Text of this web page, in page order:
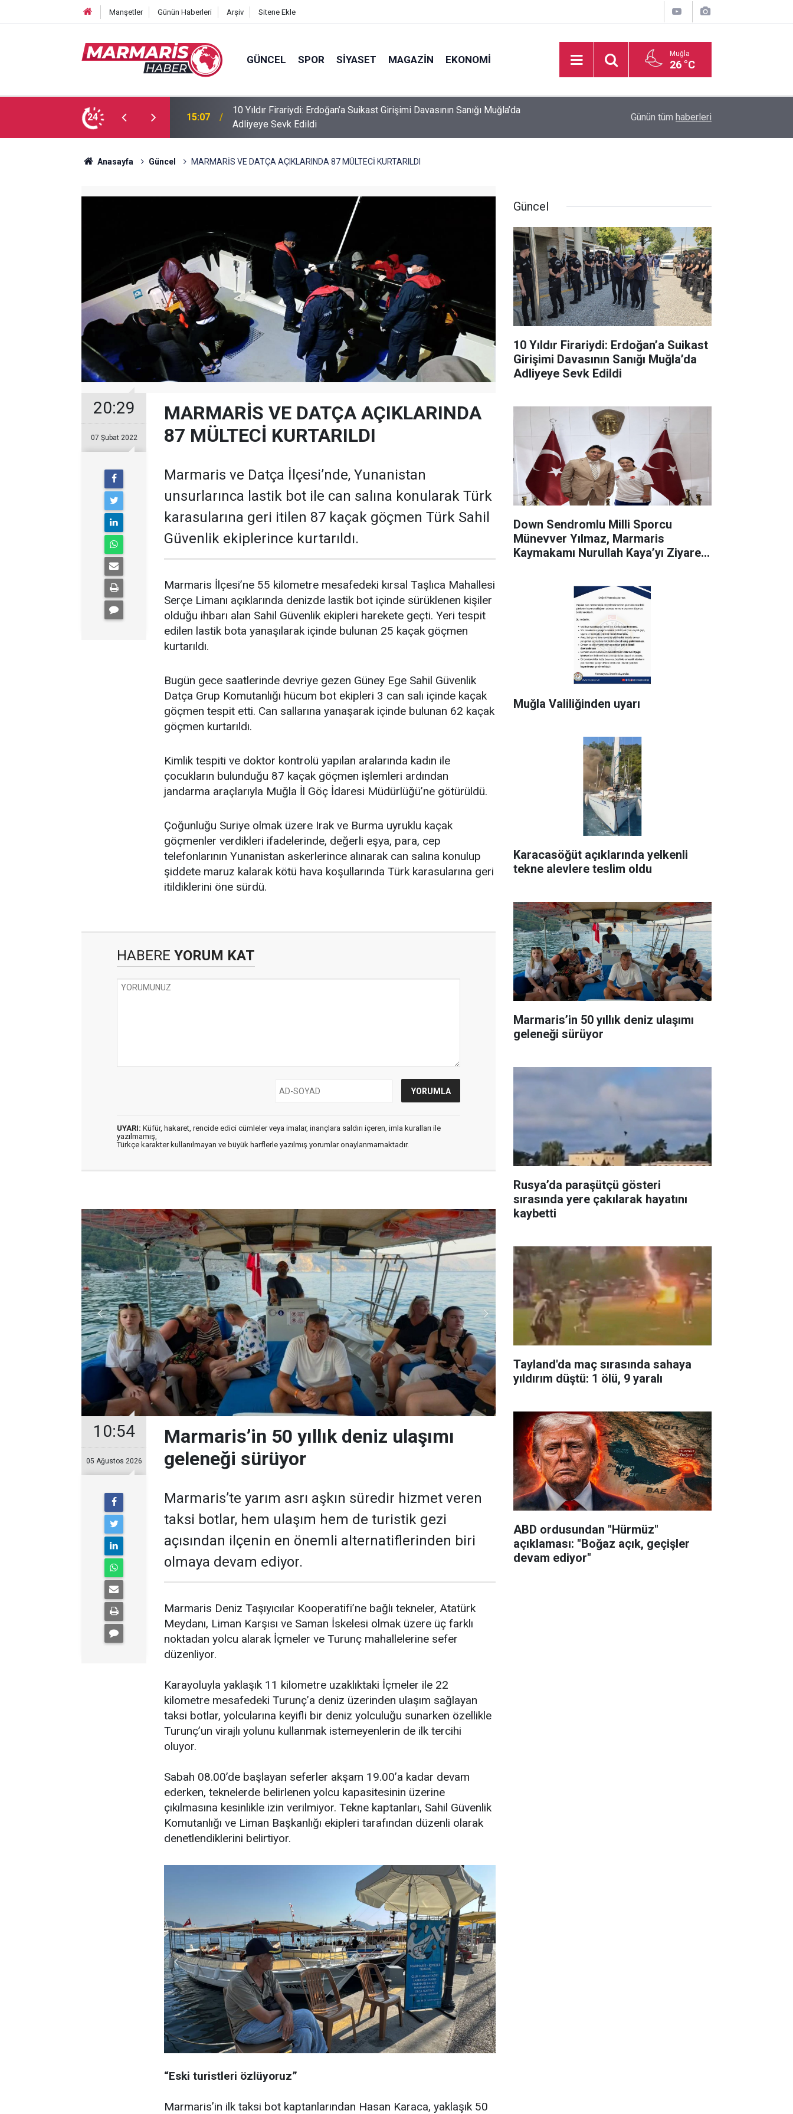
Manşetler Günün Haberleri Arşiv Sitene Ekle
GÜNCEL SPOR SIYASET MAGAZIN EKONOMI Muğla
26 °C
24
Girişimi Davasının Sanığı Muğla’da
11:45
Down Sendromlu Milli Sporcu Münevver Yılmaz, Marmaris Kaymakamı
Nurullah Kaya’yı Ziyaret Etti
Muğla Valiliğinden uyarı
Günün tüm haberleri
Anasayfa Güncel MARMARİS VE DATÇA AÇIKLARINDA 87 MÜLTECİ KURTARILDI
20:29
07 Şubat 2022
MARMARİS VE DATÇA AÇIKLARINDA
87 MÜLTECİ KURTARILDI
Marmaris ve Datça İlçesi’nde, Yunanistan
unsurlarınca lastik bot ile can salına konularak Türk
karasularına geri itilen 87 kaçak göçmen Türk Sahil
Güvenlik ekiplerince kurtarıldı.
Marmaris İlçesi’ne 55 kilometre mesafedeki kırsal Taşlıca Mahallesi
Serçe Limanı açıklarında denizde lastik bot içinde sürüklenen kişiler
olduğu ihbarı alan Sahil Güvenlik ekipleri harekete geçti. Yeri tespit
edilen lastik bota yanaşılarak içinde bulunan 25 kaçak göçmen
kurtarıldı.
Bugün gece saatlerinde devriye gezen Güney Ege Sahil Güvenlik
Datça Grup Komutanlığı hücum bot ekipleri 3 can salı içinde kaçak
göçmen tespit etti. Can sallarına yanaşarak içinde bulunan 62 kaçak
göçmen kurtarıldı.
Kimlik tespiti ve doktor kontrolü yapılan aralarında kadın ile
çocukların bulunduğu 87 kaçak göçmen işlemleri ardından
jandarma araçlarıyla Muğla İl Göç İdaresi Müdürlüğü’ne götürüldü.
Çoğunluğu Suriye olmak üzere Irak ve Burma uyruklu kaçak
göçmenler verdikleri ifadelerinde, değerli eşya, para, cep
telefonlarının Yunanistan askerlerince alınarak can salına konulup
şiddete maruz kalarak kötü hava koşullarında Türk karasularına geri
itildiklerini öne sürdü.
HABERE YORUM KAT
UYARI: Küfür, hakaret, rencide edici cümleler veya imalar, inançlara saldırı içeren, imla kuralları ile
yazılmamış,
Türkçe karakter kullanılmayan ve büyük harflerle yazılmış yorumlar onaylanmamaktadır.
10:54
05 Ağustos 2026
Marmaris’in 50 yıllık deniz ulaşımı
geleneği sürüyor
Marmaris’te yarım asrı aşkın süredir hizmet veren
taksi botlar, hem ulaşım hem de turistik gezi
açısından ilçenin en önemli alternatiflerinden biri
olmaya devam ediyor.
Marmaris Deniz Taşıyıcılar Kooperatifi’ne bağlı tekneler, Atatürk
Meydanı, Liman Karşısı ve Saman İskelesi olmak üzere üç farklı
noktadan yolcu alarak İçmeler ve Turunç mahallelerine sefer
düzenliyor.
Karayoluyla yaklaşık 11 kilometre uzaklıktaki İçmeler ile 22
kilometre mesafedeki Turunç’a deniz üzerinden ulaşım sağlayan
taksi botlar, yolcularına keyifli bir deniz yolculuğu sunarken özellikle
Turunç’un virajlı yolunu kullanmak istemeyenlerin de ilk tercihi
oluyor.
Sabah 08.00’de başlayan seferler akşam 19.00’a kadar devam
ederken, teknelerde belirlenen yolcu kapasitesinin üzerine
çıkılmasına kesinlikle izin verilmiyor. Tekne kaptanları, Sahil Güvenlik
Komutanlığı ve Liman Başkanlığı ekipleri tarafından düzenli olarak
denetlendiklerini belirtiyor.
“Eski turistleri özlüyoruz”
Marmaris’in ilk taksi bot kaptanlarından Hasan Karaca, yaklaşık 50
Güncel
10 Yıldır Firariydi: Erdoğan’a Suikast
Girişimi Davasının Sanığı Muğla’da
Adliyeye Sevk Edildi
Down Sendromlu Milli Sporcu
Münevver Yılmaz, Marmaris
Kaymakamı Nurullah Kaya’yı Ziyaret
Muğla Valiliğinden uyarı
Karacasöğüt açıklarında yelkenli
tekne alevlere teslim oldu
Marmaris’in 50 yıllık deniz ulaşımı
geleneği sürüyor
Rusya’da paraşütçü gösteri
sırasında yere çakılarak hayatını
kaybetti
Tayland'da maç sırasında sahaya
yıldırım düştü: 1 ölü, 9 yaralı
ABD ordusundan "Hürmüz"
açıklaması: "Boğaz açık, geçişler
devam ediyor"